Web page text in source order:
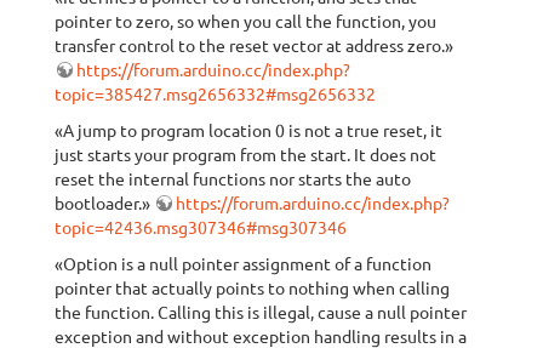
pointer to zero, so when you call the function, you
transfer control to the reset vector at address zero.»
https://forum.arduino.cc/index.php?
topic=385427.msg2656332#msg2656332
«A jump to program location 0 is not a true reset, it
just starts your program from the start. It does not
reset the internal functions nor starts the auto
bootloader.»
https://forum.arduino.cc/index.php?
topic=42436.msg307346#msg307346
«Option is a null pointer assignment of a function
pointer that actually points to nothing when calling
the function. Calling this is illegal, cause a null pointer
exception and without exception handling results in a